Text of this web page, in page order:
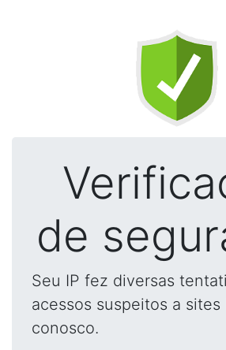
de
Seu IP fez diversas
acessos suspeitos a sites
conosco.